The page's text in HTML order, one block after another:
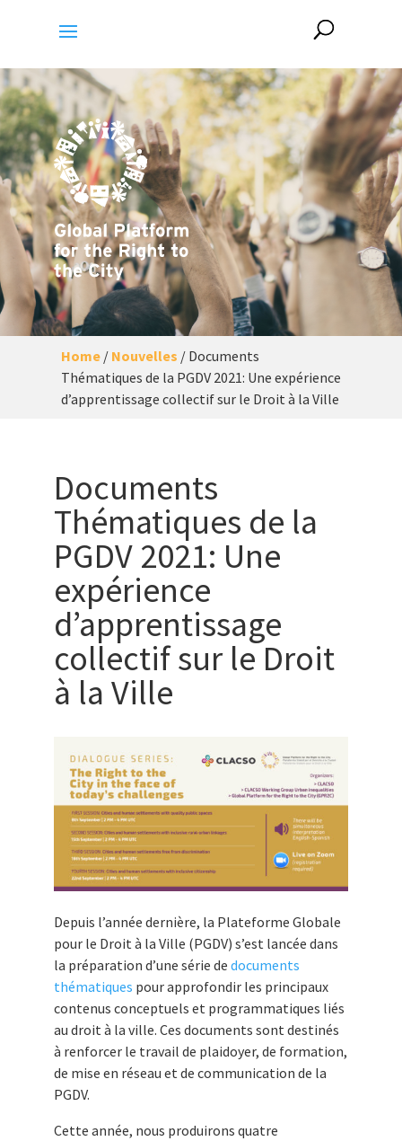
Home/ Nouvelles / Documents
Thématiques de la PGDV 2021: Une expérience
d’apprentissage collectif sur le Droit à la Ville
Documents
Thématiques de la
PGDV 2021: Une
expérience
d’apprentissage
collectif sur le Droit
à la Ville
Depuis l’année dernière, la Plateforme Globale
pour le Droit à la Ville (PGDV) s’est lancée dans
la préparation d’une série de documents
thématiques pour approfondir les principaux
contenus conceptuels et programmatiques liés
au droit à la ville. Ces documents sont destinés
à renforcer le travail de plaidoyer, de formation,
de mise en réseau et de communication de la
PGDV.
Cette année, nous produirons quatre